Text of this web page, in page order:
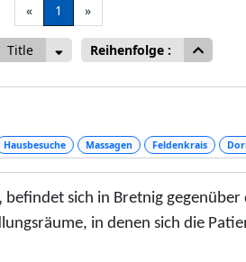
« 1 »
Title Reihenfolge :
Hausbesuche Massagen Feldenkrais
befindet sich in Bretnig
in denen sich die